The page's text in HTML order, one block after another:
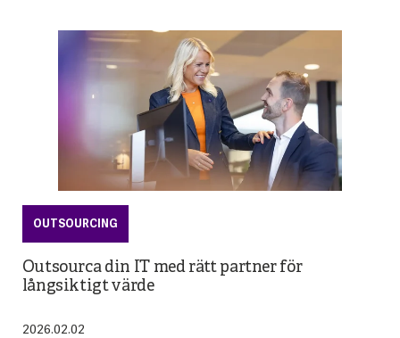
OUTSOURCING
Outsourca din IT med rätt partner för
långsiktigt värde
2026.02.02